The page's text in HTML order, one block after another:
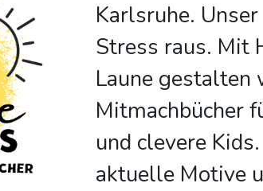
Karlsruhe.
Stress raus. Mit
Laune gestalten
Mitmachbücher
und clevere
aktuelle Motive